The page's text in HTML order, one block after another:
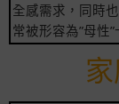
全感需求，同時
常被形容為”母性